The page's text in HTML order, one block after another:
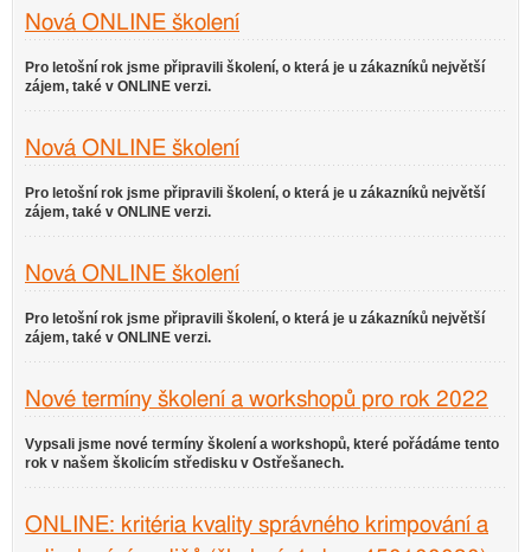
Nová ONLINE školení
Pro letošní rok jsme připravili školení, o která je u zákazníků největší
zájem, také v ONLINE verzi.
Nová ONLINE školení
Pro letošní rok jsme připravili školení, o která je u zákazníků největší
zájem, také v ONLINE verzi.
Nová ONLINE školení
Pro letošní rok jsme připravili školení, o která je u zákazníků největší
zájem, také v ONLINE verzi.
Nové termíny školení a workshopů pro rok 2022
Vypsali jsme nové termíny školení a workshopů, které pořádáme tento
rok v našem školicím středisku v Ostřešanech.
ONLINE: kritéria kvality správného krimpování a